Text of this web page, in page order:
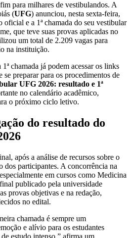
para milhares de vestibulandos. A
(UFG) anunciou, nesta sexta-feira,
oficial e a 1ª chamada do seu vestibular
que teve suas provas aplicadas no
um total de 2.209 vagas para
na instituição.
chamada já podem acessar os links
preparar para os procedimentos de
UFG 2026: resultado e 1ª
no calendário acadêmico,
o próximo ciclo letivo.
do resultado do
após a análise de recursos sobre o
dos participantes. A concorrência na
em cursos como Medicina
publicado pela universidade
provas objetivas e na redação,
no edital.
chamada é sempre um
e alívio para os estudantes
estudo intenso,” afirma um